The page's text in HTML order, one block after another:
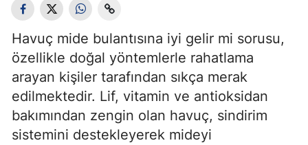
Havuç mide bulantısına iyi gelir mi sorusu,
özellikle doğal yöntemlerle rahatlama
arayan kişiler tarafından sıkça merak
edilmektedir. Lif, vitamin ve antioksidan
bakımından zengin olan havuç, sindirim
sistemini destekleyerek mideyi